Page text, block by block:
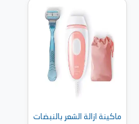
ماكينة ازالة الشعر بالنبضات